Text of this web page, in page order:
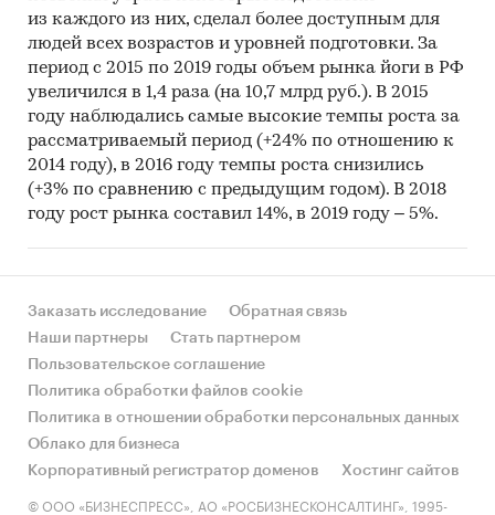
из каждого из них, сделал более доступным для
людей всех возрастов и уровней подготовки. За
период с 2015 по 2019 годы объем рынка йоги в РФ
увеличился в 1,4 раза (на 10,7 млрд руб.). В 2015
году наблюдались самые высокие темпы роста за
рассматриваемый период (+24% по отношению к
2014 году), в 2016 году темпы роста снизились
(+3% по сравнению с предыдущим годом). В 2018
году рост рынка составил 14%, в 2019 году – 5%.
Заказать исследование
Обратная связь
Наши партнеры
Стать партнером
Пользовательское соглашение
Политика обработки файлов cookie
Политика в отношении обработки персональных данных
Облако для бизнеса
Корпоративный регистратор доменов
Хостинг сайтов
© ООО «БИЗНЕСПРЕСС», АО «РОСБИЗНЕСКОНСАЛТИНГ», 1995-